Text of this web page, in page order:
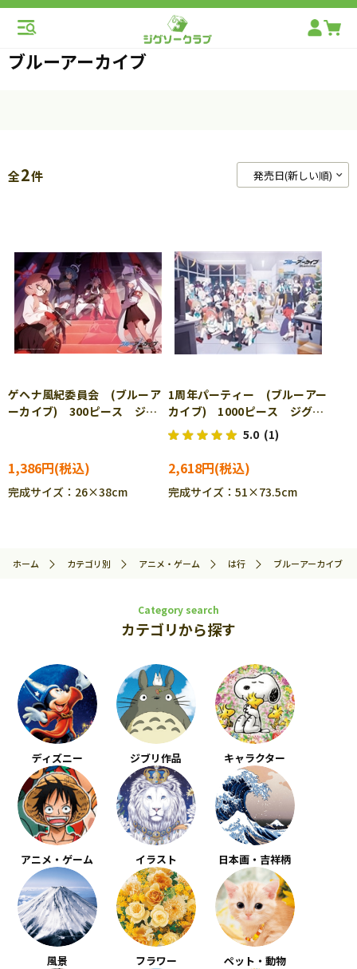
ブルーアーカイブ
全2件
ゲヘナ風紀委員会 (ブルーア
ーカイブ) 300ピース ジグ
1,386円
完成サイズ：26×38cm
1周年パーティー (ブルーアー
カイブ) 1000ピース ジグソ
ーパズル ENS-1000T-523
5.0 (1)
2,618円
完成サイズ：51×73.5cm
ホーム カテゴリ別 アニメ・ゲーム は行 ブルーアーカイブ
Category search
カテゴリから探す
ディズニー ジブリ作品 キャラクター
アニメ・ゲーム イラスト 日本画・吉祥柄
風景 フラワー ペット・動物